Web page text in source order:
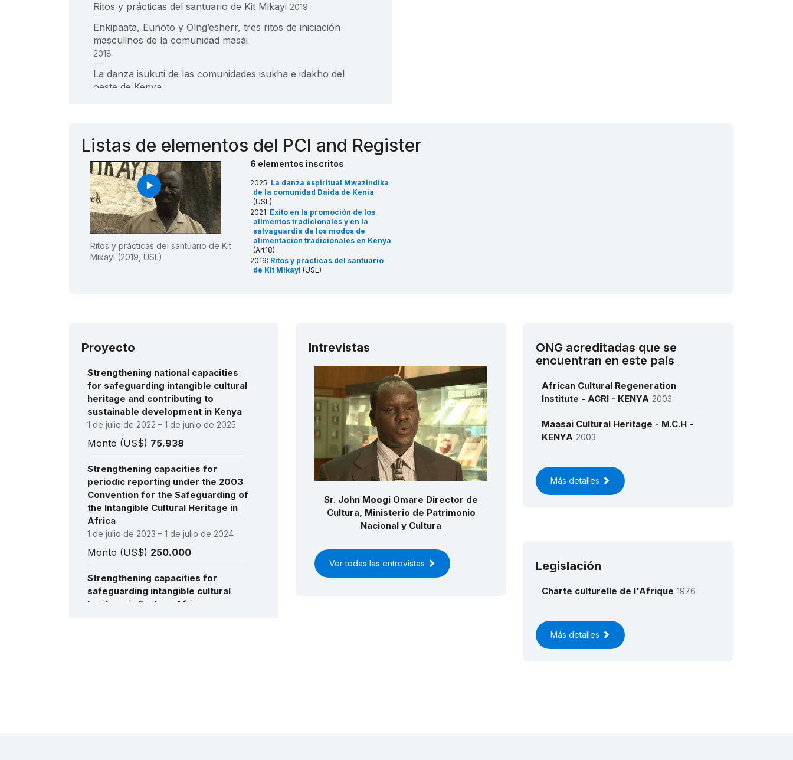
Ritos y prácticas del santuario de Kit Mikayi 2019
Enkipaata, Eunoto y Olng’esherr, tres ritos de iniciación
masculinos de la comunidad masái
2018
La danza isukuti de las comunidades isukha e idakho del
oeste de Kenya
2009
____
Listas de elementos del PCI and Register
play_arrow
Ritos y prácticas del santuario de Kit
Mikayi (2019, USL)
6 elementos inscritos
2025: La danza espiritual Mwazindika
de la comunidad Daida de Kenia
(USL)
2021: Éxito en la promoción de los
alimentos tradicionales y en la
salvaguardia de los modos de
alimentación tradicionales en Kenya
(Art18)
2019: Ritos y prácticas del santuario
de Kit Mikayi (USL)
vinculadas a los kayas en los
Proyecto
Strengthening national capacities
for safeguarding intangible cultural
heritage and contributing to
sustainable development in Kenya
1 de julio de 2022 – 1 de junio de 2025
Monto (US$) 75.938
Strengthening capacities for
periodic reporting under the 2003
Convention for the Safeguarding of
the Intangible Cultural Heritage in
Africa
1 de julio de 2023 – 1 de julio de 2024
Monto (US$) 250.000
Strengthening capacities for
safeguarding intangible cultural
heritage in Eastern Africa
Intrevistas
Sr. John Moogi Omare Director de
Cultura, Ministerio de Patrimonio
Nacional y Cultura
Ver todas las entrevistas
ONG acreditadas que se
encuentran en este país
African Cultural Regeneration
Institute - ACRI - KENYA 2003
Maasai Cultural Heritage - M.C.H -
KENYA 2003
Más detalles
Legislación
Charte culturelle de l'Afrique 1976
Más detalles